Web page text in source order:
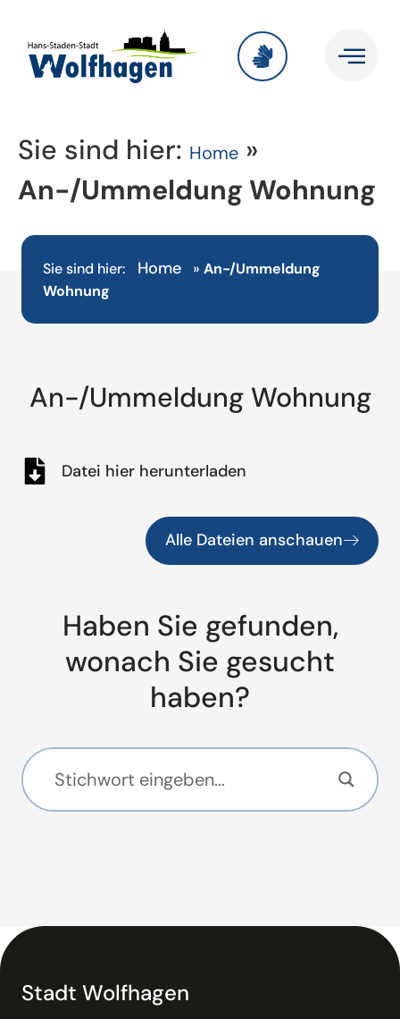
Sie sind hier: Home »
An-/Ummeldung Wohnung
Sie sind hier: Home » An-/Ummeldung
Wohnung
An-/Ummeldung Wohnung
Datei hier herunterladen
Alle Dateien anschauen
Haben Sie gefunden,
wonach Sie gesucht
haben?
Stadt Wolfhagen